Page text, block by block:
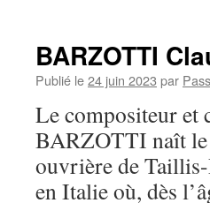
BARZOTTI
Publié le24 juin 2023 par
Le compositeur et
BARZOTTI naît le
ouvrière de Taillis-
en Italie où, dès